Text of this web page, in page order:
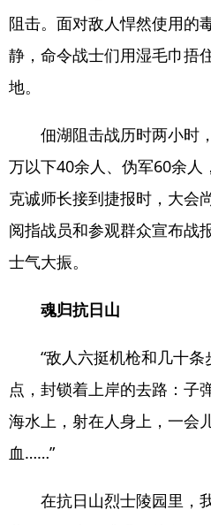
阻击。面对敌人悍然使用的
静，命令战士们用湿毛巾捂
地。
佃湖阻击战历时两小时
万以下40余人、伪军60余人
克诚师长接到捷报时，大会
阅指战员和参观群众宣布战
士气大振。
魂归抗日山
“敌人六挺机枪和几十
点，封锁着上岸的去路：子
海水上，射在人身上，一会
血……”
在抗日山烈士陵园里，